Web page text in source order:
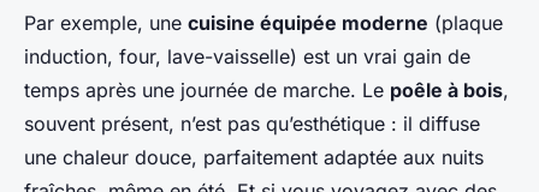
Par exemple, une cuisine équipée moderne (plaque
induction, four, lave-vaisselle) est un vrai gain de
temps après une journée de marche. Le poêle à bois,
souvent présent, n’est pas qu’esthétique : il diffuse
une chaleur douce, parfaitement adaptée aux nuits